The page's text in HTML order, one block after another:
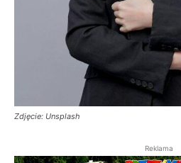
Zdjęcie: Unsplash
Reklama